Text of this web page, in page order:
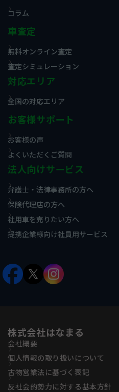
コラム
車査定
無料オンライン査定
査定シミュレーション
対応エリア
全国の対応エリア
お客様サポート
お客様の声
よくいただくご質問
法人向けサービス
弁護士・法律事務所の方へ
保険代理店の方へ
社用車を売りたい方へ
提携企業様向け社員用サービス
株式会社はなまる
会社概要
個人情報の取り扱いについて
古物営業法に基づく表記
反社会的勢力に対する基本方針